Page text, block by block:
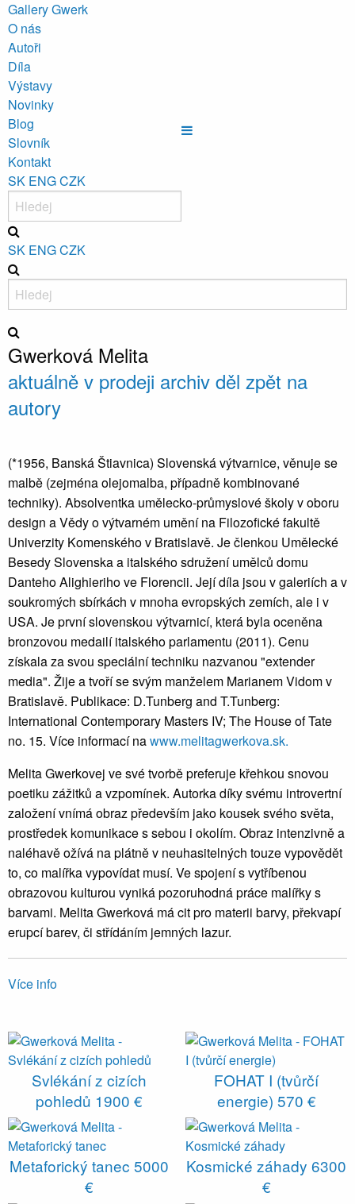
Gallery Gwerk
O nás
Autoři
Díla
Výstavy
Novinky
Blog
Slovník
Kontakt
SK ENGCZK
SK ENGCZK
Gwerková Melita
aktuálně v prodeji archiv děl zpět na
autory
(*1956, Banská Štiavnica) Slovenská výtvarnice, věnuje se
malbě (zejména olejomalba, případně kombinované
techniky). Absolventka umělecko-průmyslové školy v oboru
design a Vědy o výtvarném umění na Filozofické fakultě
Univerzity Komenského v Bratislavě. Je členkou Umělecké
Besedy Slovenska a italského sdružení umělců domu
Danteho Alighieriho ve Florencii. Její díla jsou v galeriích a v
soukromých sbírkách v mnoha evropských zemích, ale i v
USA. Je první slovenskou výtvarnicí, která byla oceněna
bronzovou medailí italského parlamentu (2011). Cenu
získala za svou speciální techniku nazvanou "extender
media". Žije a tvoří se svým manželem Marianem Vidom v
Bratislavě. Publikace: D.Tunberg and T.Tunberg:
International Contemporary Masters IV; The House of Tate
no. 15. Více informací nawww.melitagwerkova.sk.
Melita Gwerkovej ve své tvorbě preferuje křehkou snovou
poetiku zážitků a vzpomínek. Autorka díky svému introvertní
založení vnímá obraz především jako kousek svého světa,
prostředek komunikace s sebou i okolím. Obraz intenzivně a
naléhavě ožívá na plátně v neuhasitelných touze vypovědět
to, co malířka vypovídat musí. Ve spojení s vytříbenou
obrazovou kulturou vyniká pozoruhodná práce malířky s
barvami. Melita Gwerková má cit pro materii barvy, překvapí
erupcí barev, či střídáním jemných lazur.
Více info
Svlékání z cizích
pohledů 1900 €
FOHAT I (tvůrčí
energie) 570 €
Metaforický tanec 5000
€
Kosmické záhady 6300
€